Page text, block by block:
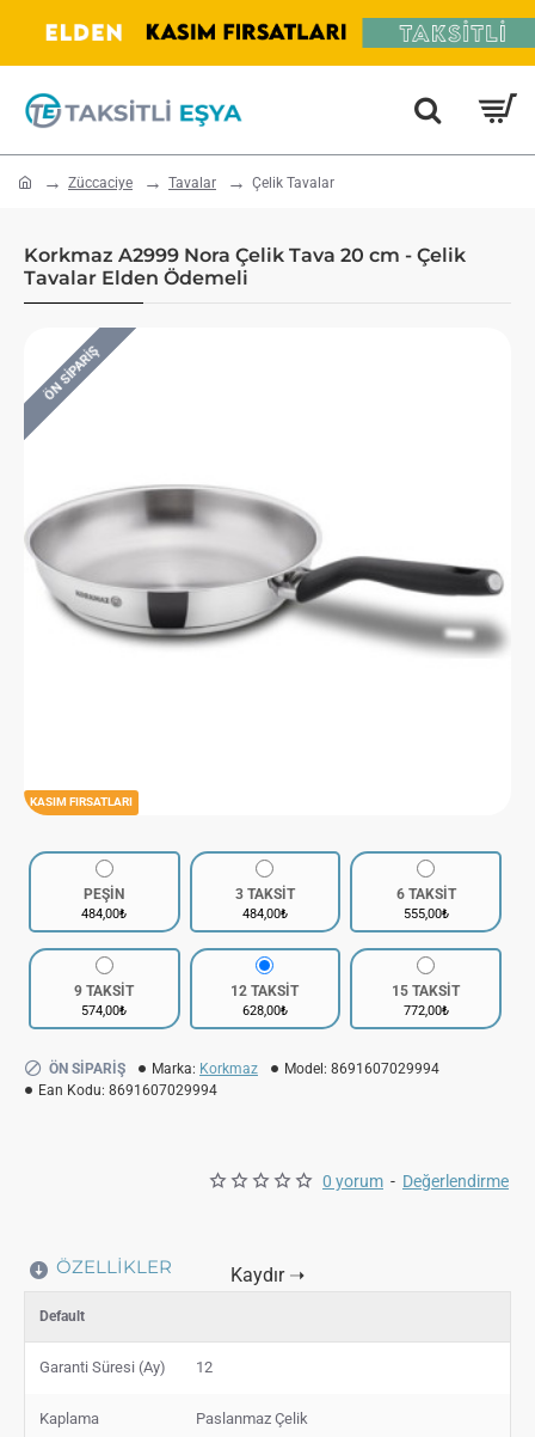
home Züccaciye Tavalar Çelik Tavalar
Korkmaz A2999 Nora Çelik Tava 20 cm - Çelik
Tavalar Elden Ödemeli
KASIM FIRSATLARI
ÖN SIPARIŞ
0 yorum - Değerlendirme
PEŞİN
484,00₺
3 TAKSİT
484,00₺
6 TAKSİT
555,00₺
9 TAKSİT
574,00₺
12 TAKSİT
628,00₺
15 TAKSİT
772,00₺
ÖN SIPARIŞ Marka: Korkmaz Model: 8691607029994
Ean Kodu: 8691607029994
ÖZELLIKLER
Default
Garanti Süresi (Ay) 12
Kaplama Paslanmaz Çelik